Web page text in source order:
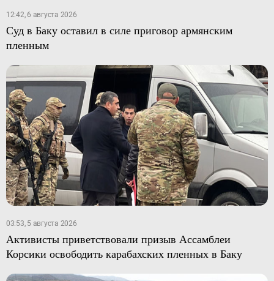
12:42, 6 августа 2026
Суд в Баку оставил в силе приговор армянским
пленным
03:53, 5 августа 2026
Активисты приветствовали призыв Ассамблеи
Корсики освободить карабахских пленных в Баку